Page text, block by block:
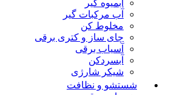
آبمیوه گیر
آب مرکبات گیر
مخلوط کن
چای ساز و کتری برقی
آسیاب برقی
آبسردکن
شیکر شارژی
شستشو و نظافت